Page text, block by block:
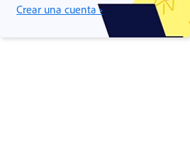
Crear una cuenta ›